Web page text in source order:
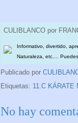
CULIBLANCO por
Informativo, divertido,
Naturaleza, etc....
Publicado por
Etiquetas: 11.C KÁRATE
No hay